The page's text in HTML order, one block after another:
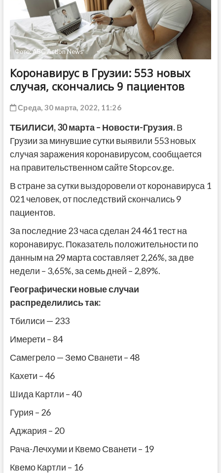
Фото: ABC Action News
Коронавирус в Грузии: 553 новых
случая, скончались 9 пациентов
Среда, 30 марта, 2022, 11:26
ТБИЛИСИ, 30 марта – Новости-Грузия.В
Грузии за минувшие сутки выявили 553 новых
случая заражения коронавирусом, сообщается
на правительственном сайте Stopcov.ge.
В стране за сутки выздоровели от коронавируса 1
021человек, от последствий скончались 9
пациентов.
За последние 23 часа сделан 24 461 тест на
коронавирус. Показатель положительности по
данным на 29 марта составляет 2,26%, за две
недели – 3,65%, за семь дней – 2,89%.
Географически новые случаи
распределились так:
Тбилиси — 233
Имерети – 84
Самегрело — Земо Сванети – 48
Кахети – 46
Шида Картли – 40
Гурия – 26
Аджария – 20
Рача-Лечхуми и Квемо Сванети – 19
Квемо Картли – 16